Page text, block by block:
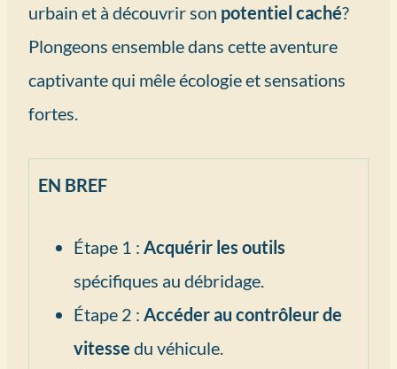
urbain et à découvrir son potentiel caché?
Plongeons ensemble dans cette aventure
captivante qui mêle écologie et sensations
fortes.
EN BREF
Étape 1 : Acquérir les outils
spécifiques au débridage.
Étape 2 : Accéder au contrôleur de
vitesse du véhicule.